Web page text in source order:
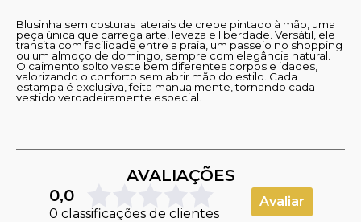
Blusinha sem costuras laterais de crepe pintado à mão, uma
peça única que carrega arte, leveza e liberdade. Versátil, ele
transita com facilidade entre a praia, um passeio no shopping
ou um almoço de domingo, sempre com elegância natural.
O caimento solto veste bem diferentes corpos e idades,
valorizando o conforto sem abrir mão do estilo. Cada
estampa é exclusiva, feita manualmente, tornando cada
vestido verdadeiramente especial.
AVALIAÇÕES
0,0
0 classificações de clientes
Avaliar